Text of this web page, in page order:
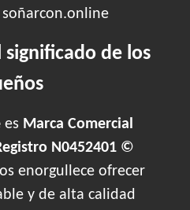
soñarcon.online
de los
es Marca Comercial
N0452401 ©
enorgullece ofrecer
y de alta calidad